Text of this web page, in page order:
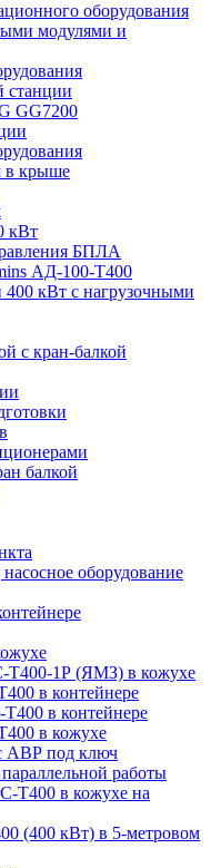
оборудования
модулями и
станции
GG7200
в крыше
кВт
БПЛА
АД-100-Т400
кВт с нагрузочными
с кран-балкой
балкой
оборудование
Т400-1Р (ЯМЗ) в кожухе
в контейнере
в контейнере
в кожухе
АВР под ключ
работы
Т400 в кожухе на
(400 кВт) в 5-метровом